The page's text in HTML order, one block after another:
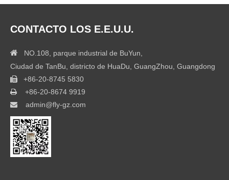
CONTACTO LOS E.E.U.U.
 NO.108, parque industrial de BuYun,
Ciudad de TanBu, districto de HuaDu, GuangZhou, Guangdong
 +86-20-8745 5830
 +86-20-8674 9919
 admin@fly-gz.com